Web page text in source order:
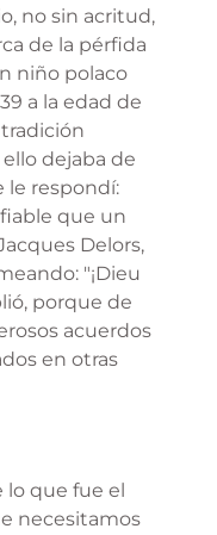
no sin acritud,
de la pérfida
niño polaco
a la edad de
dejaba de
le respondí:
que un
Delors,
"¡Dieu
porque de
acuerdos
en otras
lo que fue el
necesitamos